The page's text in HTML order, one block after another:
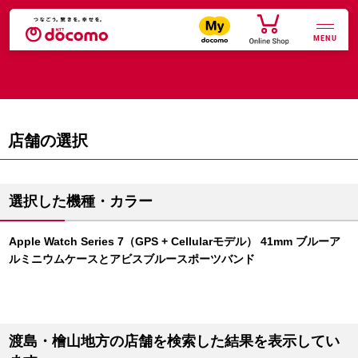
MENU
店舗の選択
選択した機種・カラー
Apple Watch Series 7（GPS + Cellularモデル） 41mm ブルーア
ルミニウムケースとアビスブルースポーツバンド
渡島・檜山地方の店舗を検索した結果を表示してい